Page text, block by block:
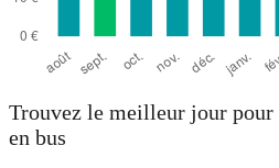
Trouvez le meilleur jour pour
en bus